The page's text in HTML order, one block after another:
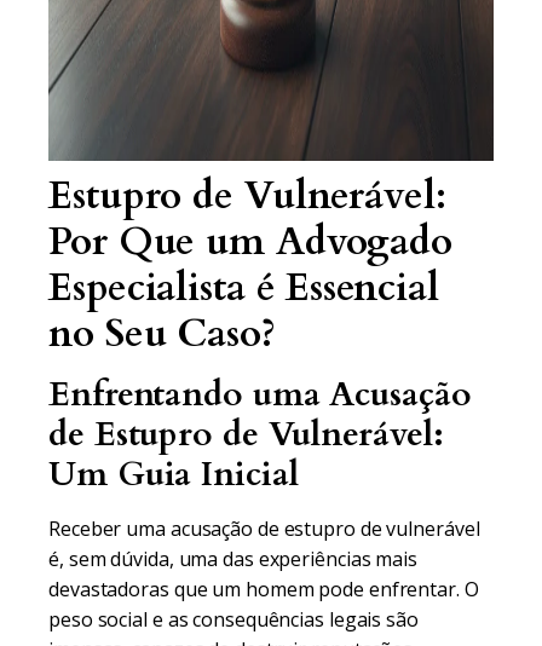
Estupro de Vulnerável:
Por Que um Advogado
Especialista é Essencial
no Seu Caso?
Enfrentando uma Acusação
de Estupro de Vulnerável:
Um Guia Inicial
Receber uma acusação de estupro de vulnerável
é, sem dúvida, uma das experiências mais
devastadoras que um homem pode enfrentar. O
peso social e as consequências legais são